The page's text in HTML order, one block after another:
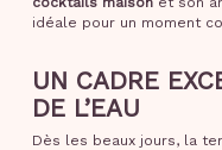
idéale pour un moment
UN CADRE
DE L’EAU
Dès les beaux jours, la